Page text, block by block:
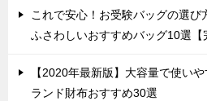
これで安心！お受験バッグの選び
ふさわしいおすすめバッグ10選【
【2020年最新版】大容量で使い
ランド財布おすすめ30選